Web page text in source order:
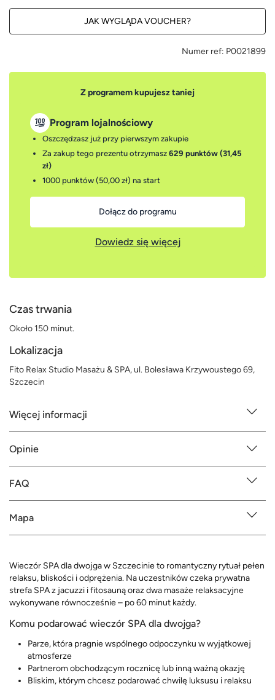
JAK WYGLĄDA VOUCHER?
Numer ref: P0021899
Z programem kupujesz taniej
Program lojalnościowy
Oszczędzasz już przy pierwszym zakupie
Za zakup tego prezentu otrzymasz 629 punktów (31,45
zł)
1000 punktów (50,00 zł) na start
Dołącz do programu
Dowiedz się więcej
Czas trwania
Około 150 minut.
Lokalizacja
Fito Relax Studio Masażu & SPA, ul. Bolesława Krzywoustego 69,
Szczecin
Więcej informacji
Opinie
FAQ
Mapa
Wieczór SPA dla dwojga w Szczecinie to romantyczny rytuał pełen
relaksu, bliskości i odprężenia. Na uczestników czeka prywatna
strefa SPA z jacuzzi i fitosauną oraz dwa masaże relaksacyjne
wykonywane równocześnie – po 60 minut każdy.
Komu podarować wieczór SPA dla dwojga?
Parze, która pragnie wspólnego odpoczynku w wyjątkowej
atmosferze
Partnerom obchodzącym rocznicę lub inną ważną okazję
Bliskim, którym chcesz podarować chwilę luksusu i relaksu